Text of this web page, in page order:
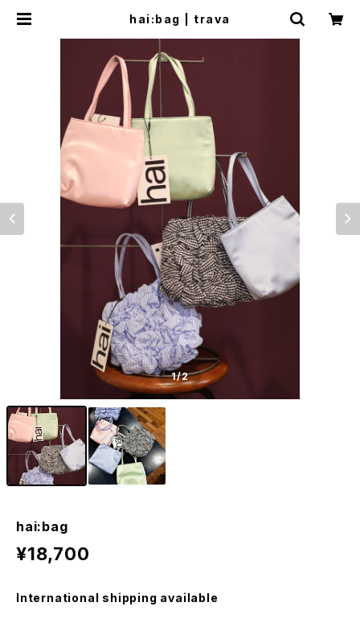
hai:bag | trava
1/2
hai:bag
¥18,700
International shipping available